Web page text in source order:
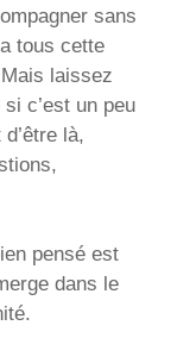
sans
tous cette
laissez
c’est un peu
là,
pensé est
dans le